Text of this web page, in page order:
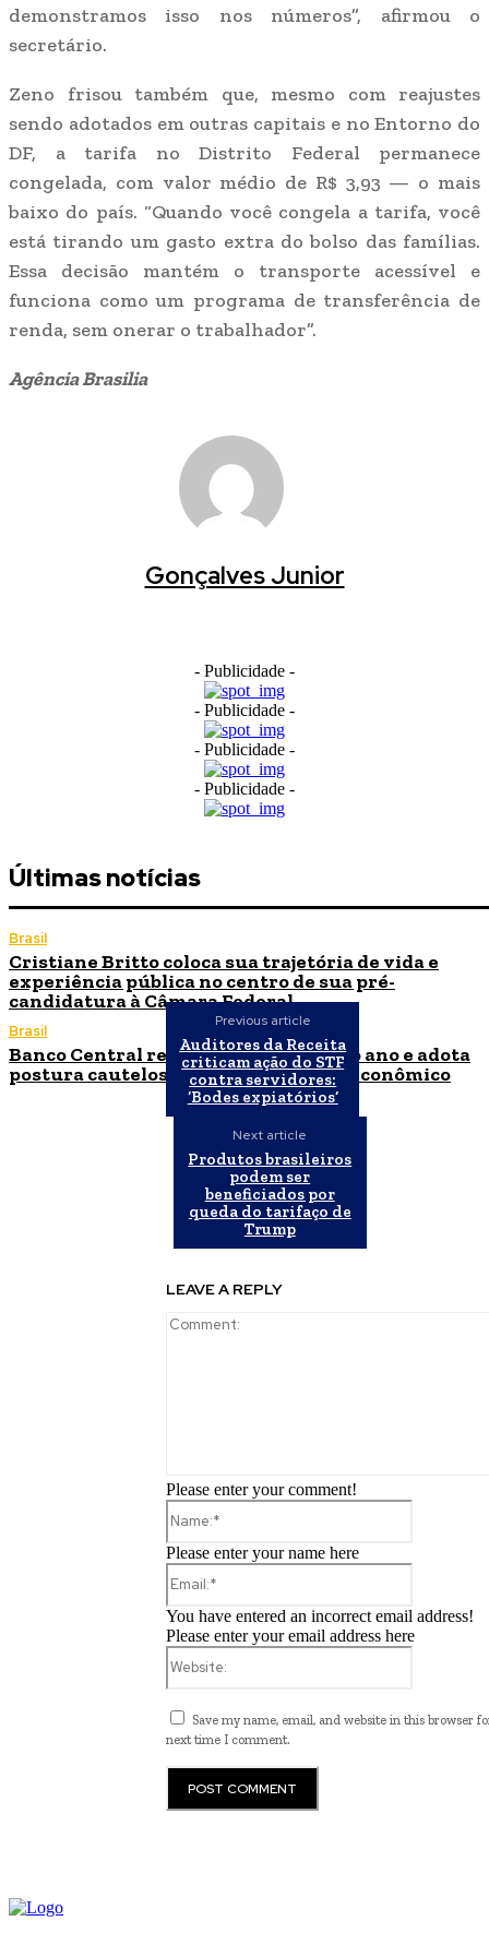
demonstramos isso nos números”, afirmou o
secretário.
Zeno frisou também que, mesmo com reajustes
sendo adotados em outras capitais e no Entorno do
DF, a tarifa no Distrito Federal permanece
congelada, com valor médio de R$ 3,93 — o mais
baixo do país. “Quando você congela a tarifa, você
está tirando um gasto extra do bolso das famílias.
Essa decisão mantém o transporte acessível e
funciona como um programa de transferência de
renda, sem onerar o trabalhador”.
Agência Brasilia
Gonçalves Junior
- Publicidade -
- Publicidade -
- Publicidade -
- Publicidade -
Últimas notícias
Brasil
Cristiane Britto coloca sua trajetória de vida e
experiência pública no centro de sua pré-
candidatura à Câmara Federal
Brasil
Banco Central reduz Selic para 14% ao ano e adota
postura cautelosa diante do cenário econômico
Previous article
Auditores da Receita
criticam ação do STF
contra servidores:
‘Bodes expiatórios’
Next article
Produtos brasileiros
podem ser
beneficiados por
queda do tarifaço de
Trump
LEAVE A REPLY
Please enter your comment!
Please enter your name here
You have entered an incorrect email address!
Please enter your email address here
Save my name, email, and website in this browser
next time I comment.